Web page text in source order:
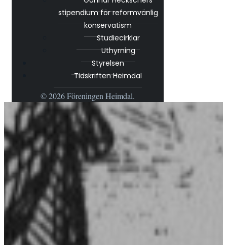
stipendium för reformvänlig
konservatism
Studiecirklar
Uthyrning
Styrelsen
Tidskriften Heimdal
© 2026 Föreningen Heimdal.